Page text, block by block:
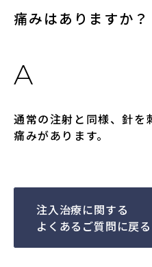
痛みはありますか？
通常の注射と同様、針を
痛みがあります。
注入治療に関する
よくあるご質問に戻る